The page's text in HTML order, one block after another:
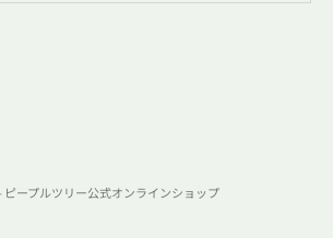
ピープルツリー公式オンラインショップ